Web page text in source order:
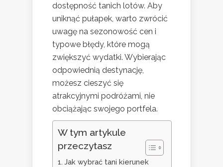
dostępność tanich lotów. Aby
uniknąć pułapek, warto zwrócić
uwagę na sezonowość cen i
typowe błędy, które mogą
zwiększyć wydatki. Wybierając
odpowiednią destynację,
możesz cieszyć się
atrakcyjnymi podróżami, nie
obciążając swojego portfela.
W tym artykule
przeczytasz
Jak wybrać tani kierunek